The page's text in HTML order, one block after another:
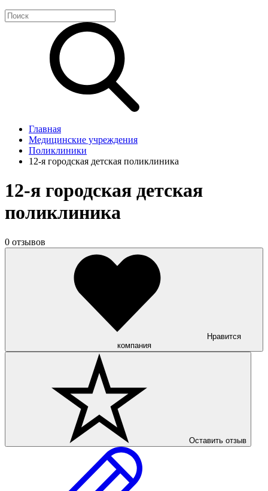
Главная
Медицинские учреждения
Поликлиники
12-я городская детская поликлиника
12-я городская детская
поликлиника
0 отзывов
Нравится
компания
Оставить отзыв